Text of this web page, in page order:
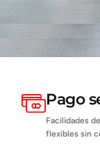
Pago
Facilidades
flexibles sin